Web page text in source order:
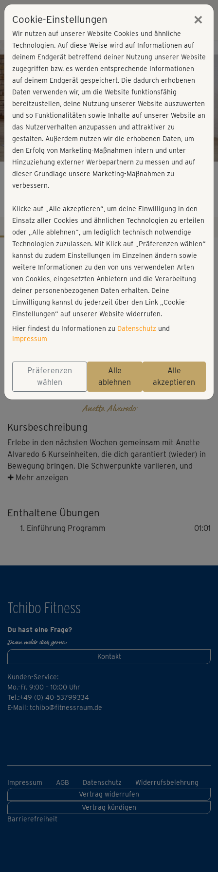
Play
Video
Kursvorschau - Jetzt mitmachen!
Gesund in Bewegung 2 - Willkommen
Kursbeschreibung
Erlebe in den nächsten Wochen gemeinsam mit Anette
Alvaredo 6 Kurseinheiten, die dich garantiert (wieder) in
Bewegung bringen. Die Schwerpunkte variieren, und
liegen sowohl in Kraft und Koordination, als auch in der
Ruhe kommen.
✚ Mehr anzeigen
Enthaltene Übungen
Einführung Programm 01:01
Workout-Facts
mittelschwer
1 Min
Anette Alvaredo
Anette Alvaredo
Tchibo Fitness
Du hast eine Frage?
Dann melde dich gerne:
Kontakt
Kunden-Service:
Mo.-Fr. 9:00 – 10:00 Uhr
Tel.:+49 (0) 40-53799334
E-Mail: tchibo@fitnessraum.de
Impressum AGB Datenschutz
Widerrufsbelehrung
Vertrag widerrufen
Vertrag kündigen
Barrierefreiheit
Cookie-Einstellungen ×
Wir nutzen auf unserer Website Cookies und ähnliche
Technologien. Auf diese Weise wird auf Informationen auf
deinem Endgerät betreffend deiner Nutzung unserer Website
zugegriffen bzw. es werden entsprechende Informationen
auf deinem Endgerät gespeichert. Die dadurch erhobenen
Daten verwenden wir, um die Website funktionsfähig
bereitzustellen, deine Nutzung unserer Website auszuwerten
und so Funktionalitäten sowie Inhalte auf unserer Website an
das Nutzerverhalten anzupassen und attraktiver zu
gestalten. Außerdem nutzen wir die erhobenen Daten, um
den Erfolg von Marketing-Maßnahmen intern und unter
Hinzuziehung externer Werbepartnern zu messen und auf
dieser Grundlage unsere Marketing-Maßnahmen zu
verbessern.
Klicke auf „Alle akzeptieren“, um deine Einwilligung in den
Einsatz aller Cookies und ähnlichen Technologien zu erteilen
oder „Alle ablehnen“, um lediglich technisch notwendige
Technologien zuzulassen. Mit Klick auf „Präferenzen wählen“
kannst du zudem Einstellungen im Einzelnen ändern sowie
weitere Informationen zu den von uns verwendeten Arten
von Cookies, eingesetzten Anbietern und die Verarbeitung
deiner personenbezogenen Daten erhalten. Deine
Einwilligung kannst du jederzeit über den Link „Cookie-
Einstellungen“ auf unserer Website widerrufen.
Hier findest du Informationen zu Datenschutz und
Impressum
Präferenzen
wählen
Alle
ablehnen
Alle
akzeptieren